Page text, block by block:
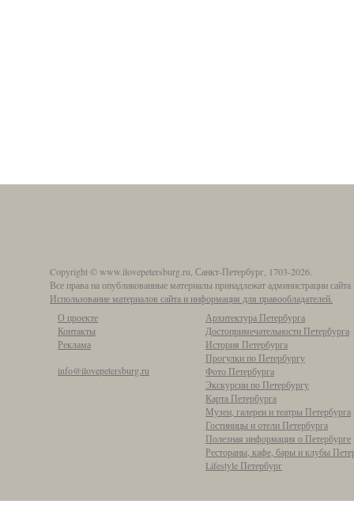
Copyright © www.ilovepetersburg.ru, Санкт-Петербург, 1703-2026.
Все права на опубликованные материалы принадлежат администрации
Использование материалов сайта и информация для правообладателей.
О проекте
Контакты
Реклама
info@ilovepetersburg.ru
Архитектура Петербурга
Достопримечательности Петербурга
История Петербурга
Прогулки по Петербургу
Фото Петербурга
Экскурсии по Петербургу
Карта Петербурга
Музеи, галереи и театры Петербурга
Гостиницы и отели Петербурга
Полезная информация о Петербурге
Рестораны, кафе, бары и клубы
Lifestyle Петербург